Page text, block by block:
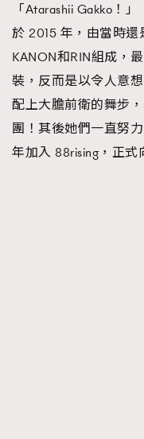
「Atarashii Gakko！
於 2015 年，由當時還
KANON和RIN組成，
裝，反而是以令人意
配上大膽前衛的舞步
團！其後她們一直努
年加入 88rising，正式